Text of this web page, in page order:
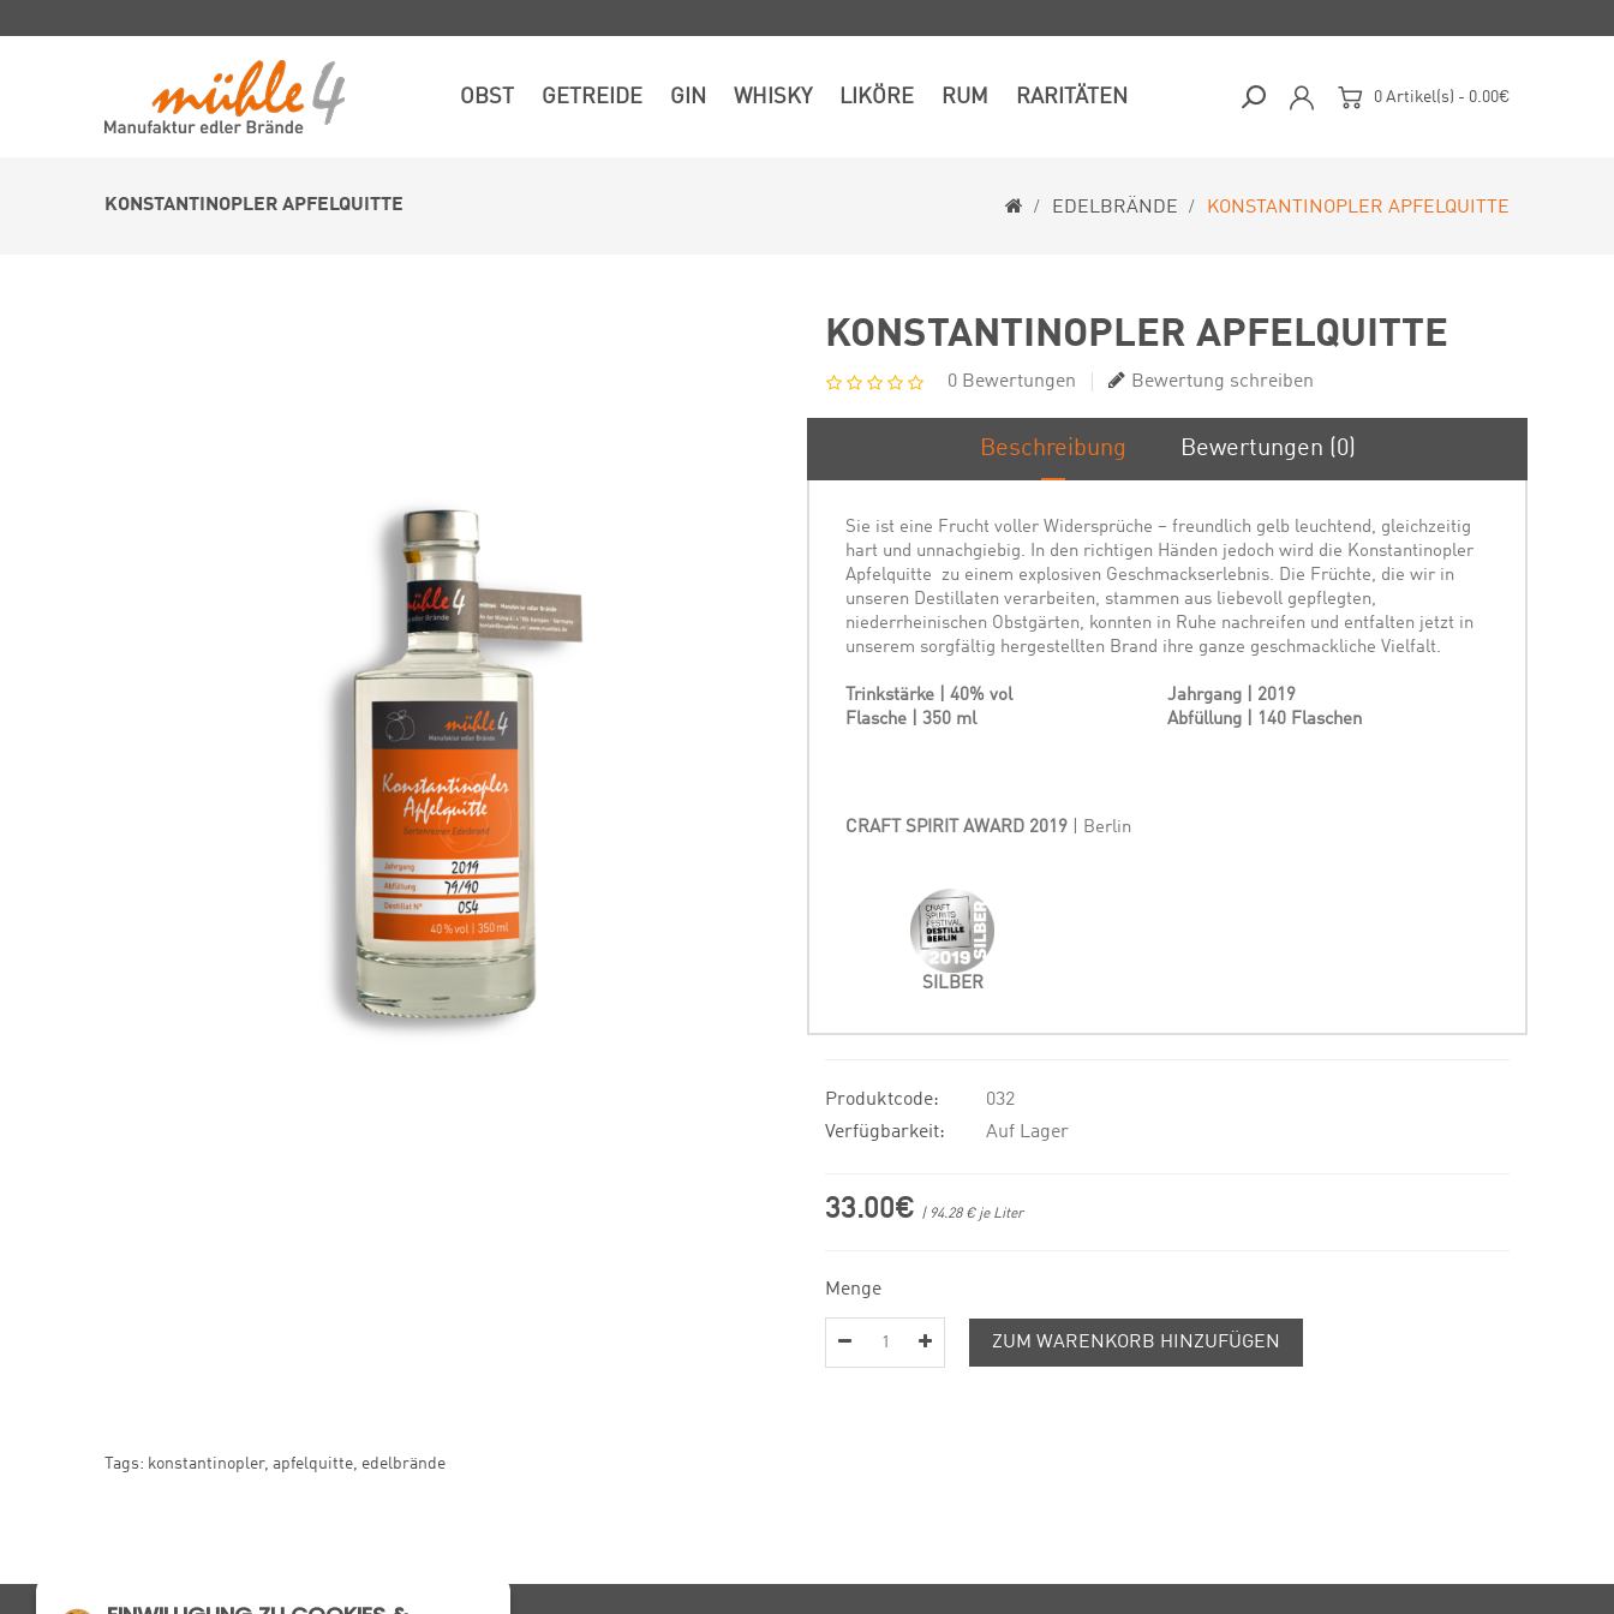
OBST GETREIDE GIN WHISKY LIKÖRE RUM RARITÄTEN 0 Artikel(s) - 0.00€
KONSTANTINOPLER APFELQUITTE EDELBRÄNDE KONSTANTINOPLER APFELQUITTE
KONSTANTINOPLER APFELQUITTE
0 Bewertungen Bewertung schreiben
Beschreibung Bewertungen (0)
Sie ist eine Frucht voller Widersprüche – freundlich gelb leuchtend, gleichzeitig
hart und unnachgiebig. In den richtigen Händen jedoch wird die Konstantinopler
Apfelquitte zu einem explosiven Geschmackserlebnis. Die Früchte, die wir in
unseren Destillaten verarbeiten, stammen aus liebevoll gepflegten,
niederrheinischen Obstgärten, konnten in Ruhe nachreifen und entfalten jetzt in
unserem sorgfältig hergestellten Brand ihre ganze geschmackliche Vielfalt.
Trinkstärke | 40% vol
Jahrgang | 2019
Flasche | 350 ml
Abfüllung | 140 Flaschen
CRAFT SPIRIT AWARD 2019 | Berlin
SILBER
Produktcode:
032
Verfügbarkeit:
Auf Lager
33.00€ | 94.28 € je Liter
Menge
ZUM WARENKORB HINZUFÜGEN
Tags: konstantinopler, apfelquitte, edelbrände